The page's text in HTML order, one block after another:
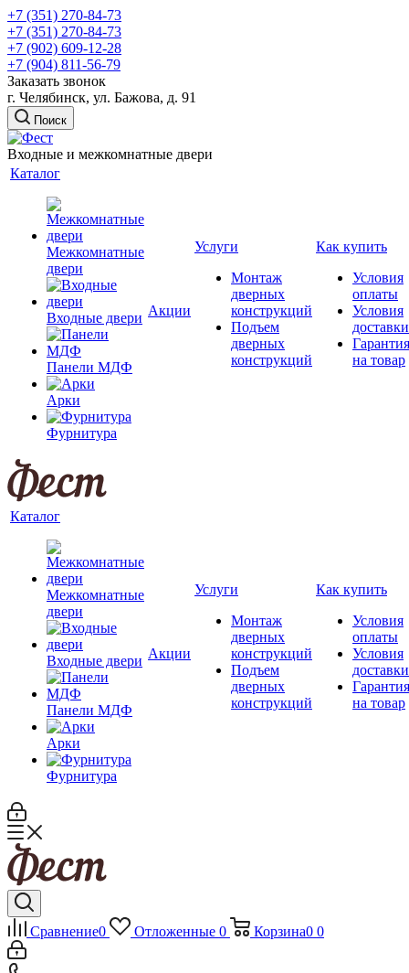
+7 (351) 270-84-73
+7 (351) 270-84-73
+7 (902) 609-12-28
+7 (904) 811-56-79
Заказать звонок
г. Челябинск, ул. Бажова, д. 91
Поиск
Входные и межкомнатные двери
Каталог
Межкомнатные
двери
Входные двери
Панели МДФ
Арки
Фурнитура
Акции
Услуги
Монтаж
дверных
конструкций
Подъем
дверных
конструкций
Как купить
Условия
оплаты
Условия
доставки
Гарантия
на товар
Каталог
Межкомнатные
двери
Входные двери
Панели МДФ
Арки
Фурнитура
Акции
Услуги
Монтаж
дверных
конструкций
Подъем
дверных
конструкций
Как купить
Условия
оплаты
Условия
доставки
Гарантия
на товар
Сравнение0 Отложенные 0 Корзина0 0